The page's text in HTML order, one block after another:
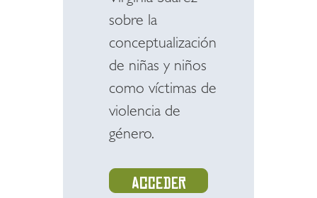
sobre la
conceptualización
de niñas y niños
como víctimas de
violencia de
género.
Acceder